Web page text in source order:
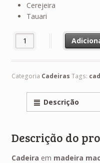
Cerejeira
Tauari
Categoria Cadeiras Tags:
Descrição
Descrição do
Cadeira em madeira